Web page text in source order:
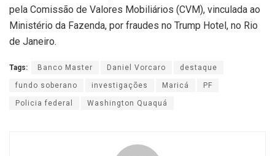
pela Comissão de Valores Mobiliários (CVM), vinculada ao
Ministério da Fazenda, por fraudes no Trump Hotel, no Rio
de Janeiro.
Tags: Banco Master Daniel Vorcaro destaque
fundo soberano investigações Maricá PF
Policia federal Washington Quaquá